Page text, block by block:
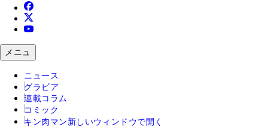
メニュ
ニュース
グラビア
連載コラム
コミック
キン肉マン 新しいウィンドウで開く